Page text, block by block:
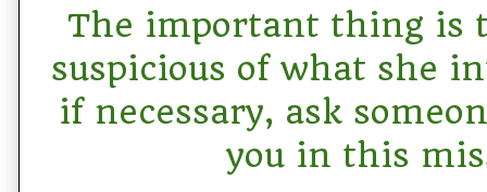
The important thing is
suspicious of what she
if necessary, ask
you in this